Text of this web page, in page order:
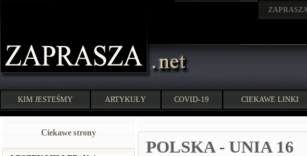
KIM JESTEŚMY ARTYKUŁY COVID-19 CIEKAWE LINKI
Ciekawe strony
POLSKA - UNIA 16